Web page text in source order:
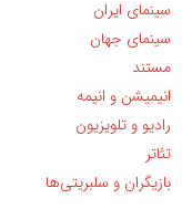
سینمای ایران
سینمای جهان
مستند
انیمیشن و انیمه
رادیو و تلویزیون
تئاتر
بازیگران و سلبریتی‌ها